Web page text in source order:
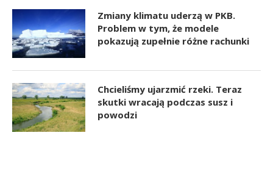
Zmiany klimatu uderzą w PKB.
Problem w tym, że modele
pokazują zupełnie różne rachunki
Chcieliśmy ujarzmić rzeki. Teraz
skutki wracają podczas susz i
powodzi